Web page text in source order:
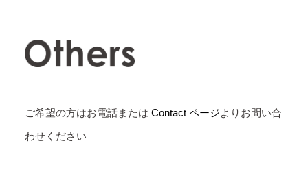
ご希望の方はお電話または Contact ページよりお問い合
わせください